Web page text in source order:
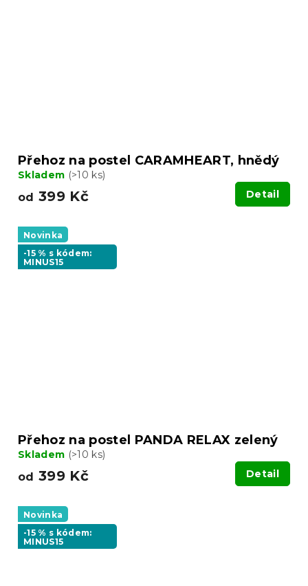
Přehoz na postel CARAMHEART, hnědý
Skladem (>10 ks)
od 399 Kč Detail
Novinka
-15 % s kódem:
MINUS15
Přehoz na postel PANDA RELAX zelený
Skladem (>10 ks)
od 399 Kč Detail
Novinka
-15 % s kódem:
MINUS15